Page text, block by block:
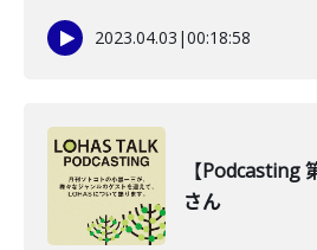
2023.04.03 |00:18:58
【Podcasting
さん